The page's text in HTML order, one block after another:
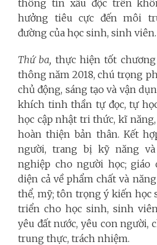
thông tin xấu độc trên
hưởng tiêu cực đến môi
đường của học sinh, sinh viên.
Thứ ba, thực hiện tốt
thông năm 2018, chú trọng
chủ động, sáng tạo và vận
khích tinh thần tự đọc, tự
học cập nhật tri thức, kĩ
hoàn thiện bản thân. Kết
người, trang bị kỹ năng
nghiệp cho người học; giáo
diện cả về phẩm chất và
thể, mỹ; tôn trọng ý kiến học
triển cho học sinh, sinh
yêu đất nước, yêu con người,
trung thực, trách nhiệm.